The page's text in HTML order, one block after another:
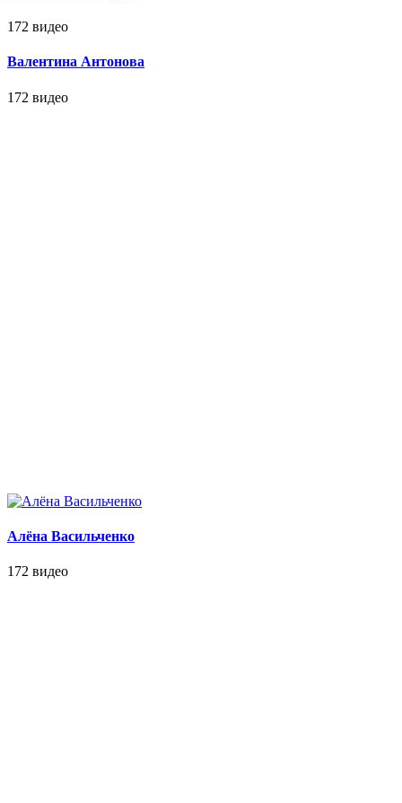
172 видео
Валентина Антонова
172 видео
Алёна Васильченко
172 видео